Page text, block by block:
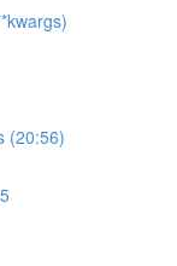
(20:56)